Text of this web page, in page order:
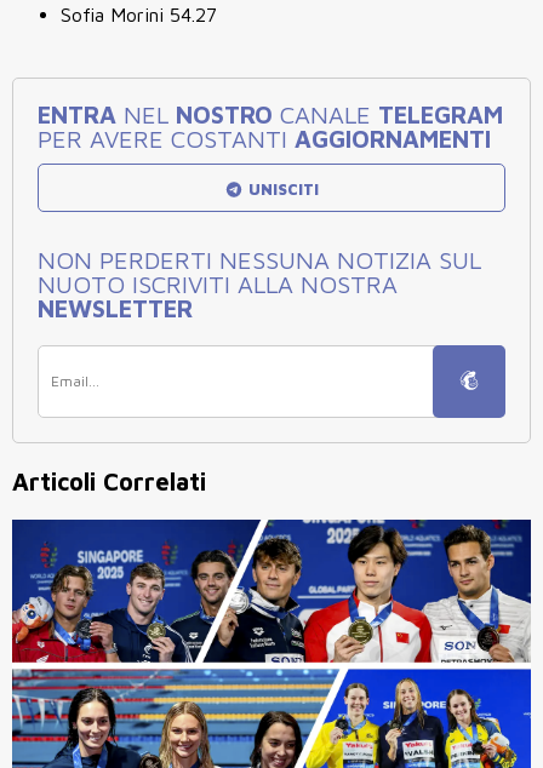
Sofia Morini 54.27
ENTRA NEL NOSTRO CANALE TELEGRAM
PER AVERE COSTANTI AGGIORNAMENTI
UNISCITI
NON PERDERTI NESSUNA NOTIZIA SUL
NUOTO ISCRIVITI ALLA NOSTRA
NEWSLETTER
Articoli Correlati